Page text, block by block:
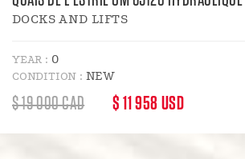
DOCKS AND LIFTS
YEAR : 0
CONDITION : NEW
REGULAR
PRICE
$ 19 000 CAD
DISCOUNT
PRICE
$ 11 958 USD